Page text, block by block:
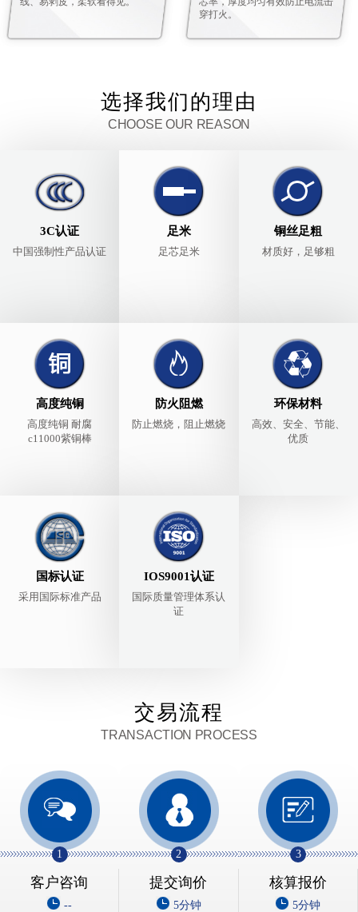
穿打火。
选择我们的理由
CHOOSE OUR REASON
3C认证
中国强制性产品认证
足米
足芯足米
铜丝足粗
材质好，足够粗
高度纯铜
高度纯铜 耐腐
c11000紫铜棒
防火阻燃
防止燃烧，阻止燃烧
环保材料
高效、安全、节能、
优质
国标认证
采用国际标准产品
IOS9001认证
国际质量管理体系认
证
交易流程
TRANSACTION PROCESS
1
客户咨询
--
2
提交询价
5分钟
3
核算报价
5分钟